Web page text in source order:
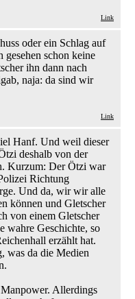
Link
oder ein Schlag auf
schon keine
ihn dann nach
naja: da sind wir
Link
Hanf. Und weil dieser
deshalb von der
Kurzum: Der Ötzi war
Richtung
Und da, wir wir alle
können und Gletscher
von einem Gletscher
wahre Geschichte, so
erzählt hat.
was da die Medien
Allerdings